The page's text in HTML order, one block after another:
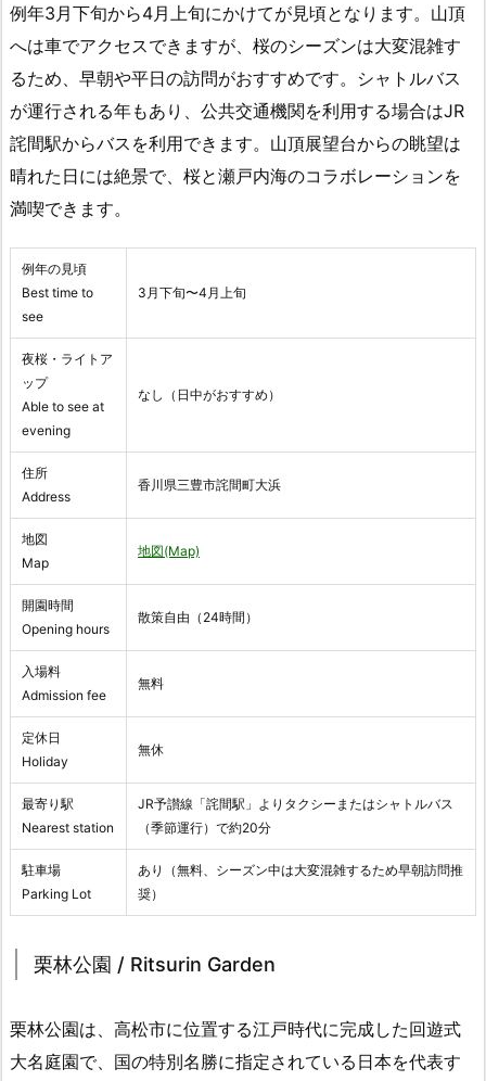
例年3月下旬から4月上旬にかけてが見頃となります。山頂
へは車でアクセスできますが、桜のシーズンは大変混雑す
るため、早朝や平日の訪問がおすすめです。シャトルバス
が運行される年もあり、公共交通機関を利用する場合はJR
詫間駅からバスを利用できます。山頂展望台からの眺望は
晴れた日には絶景で、桜と瀬戸内海のコラボレーションを
満喫できます。
例年の見頃
Best time to
see
3月下旬〜4月上旬
夜桜・ライトア
ップ
Able to see at
evening
なし（日中がおすすめ）
住所
Address
香川県三豊市詫間町大浜
地図
Map
地図(Map)
開園時間
Opening hours
散策自由（24時間）
入場料
Admission fee
無料
定休日
Holiday
無休
最寄り駅
Nearest station
JR予讃線「詫間駅」よりタクシーまたはシャトルバス
（季節運行）で約20分
駐車場
Parking Lot
あり（無料、シーズン中は大変混雑するため早朝訪問推
奨）
栗林公園 / Ritsurin Garden
栗林公園は、高松市に位置する江戸時代に完成した回遊式
大名庭園で、国の特別名勝に指定されている日本を代表す